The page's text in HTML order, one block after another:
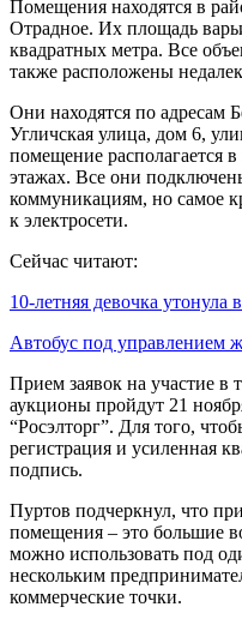
Помещения находятся в
Отрадное. Их площадь
квадратных метра. Все
также расположены
Они находятся по адресам
Угличская улица, дом 6,
помещение располагается
этажах. Все они
коммуникациям, но самое
к электросети.
Сейчас читают:
10-летняя девочка утонула
Автобус под
Прием заявок на участие в
аукционы пройдут 21
“Росэлторг”. Для того,
регистрация и усиленная
подпись.
Пуртов подчеркнул, что
помещения – это большие
можно использовать под
нескольким
коммерческие точки.